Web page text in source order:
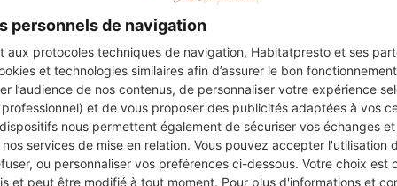
personnels de navigation
aux protocoles techniques de navigation, Habitatpresto et ses
et technologies similaires afin d’assurer le bon
l’audience de nos contenus, de personnaliser votre expérience
et de vous proposer des publicités adaptées à vos
nous permettent également de sécuriser vos échanges
services de mise en relation. Vous pouvez accepter l'utilisation
ou personnaliser vos préférences ci-dessous. Votre choix est
et peut être modifié à tout moment. Pour plus d'informations et
Légal
Charte cookies
Suivez-nous